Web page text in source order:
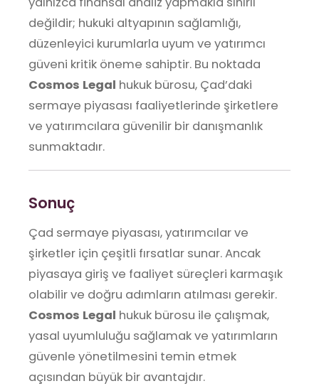
değildir; hukuki altyapının sağlamlığı,
düzenleyici kurumlarla uyum ve yatırımcı
güveni kritik öneme sahiptir. Bu noktada
Cosmos Legal hukuk bürosu, Çad’daki
sermaye piyasası faaliyetlerinde şirketlere
ve yatırımcılara güvenilir bir danışmanlık
sunmaktadır.
Sonuç
Çad sermaye piyasası, yatırımcılar ve
şirketler için çeşitli fırsatlar sunar. Ancak
piyasaya giriş ve faaliyet süreçleri karmaşık
olabilir ve doğru adımların atılması gerekir.
Cosmos Legal hukuk bürosu ile çalışmak,
yasal uyumluluğu sağlamak ve yatırımların
güvenle yönetilmesini temin etmek
açısından büyük bir avantajdır.